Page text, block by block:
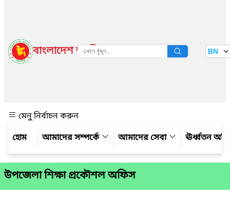
বাংলাদেশ জাতীয় তথ্য বাতায়ন BN
মেনু নির্বাচন করুন
আমাদের সম্পর্কে
আমাদের সেবা ঊর্ধ্বতন
উপজেলা শিক্ষা প্রকৌশল অফিস